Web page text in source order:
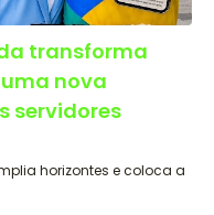
transforma
nova
servidores
horizontes e coloca a